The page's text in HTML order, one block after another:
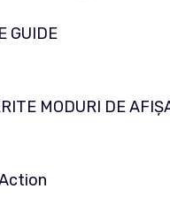
GUIDE
MODURI DE